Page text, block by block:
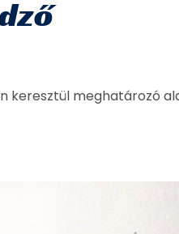
keresztül meghatározó